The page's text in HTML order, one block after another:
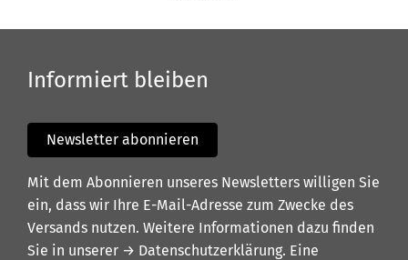
Informiert bleiben
Newsletter abonnieren
Mit dem Abonnieren unseres Newsletters willigen Sie
ein, dass wir Ihre E-Mail-Adresse zum Zwecke des
Versands nutzen. Weitere Informationen dazu finden
Sie in unserer → Datenschutzerklärung. Eine